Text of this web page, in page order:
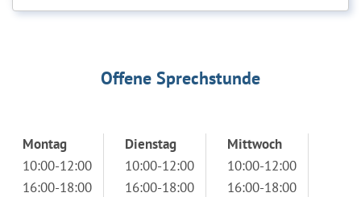
Offene Sprechstunde
Montag
10:00-12:00
16:00-18:00
Dienstag
10:00-12:00
16:00-18:00
Mittwoch
10:00-12:00
16:00-18:00